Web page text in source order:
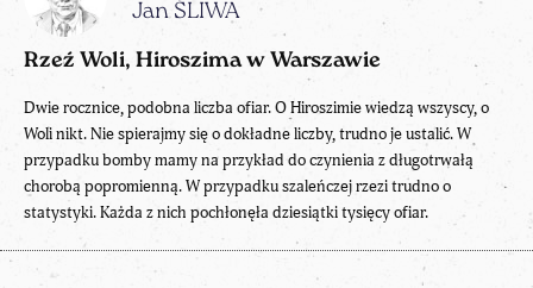
Jan ŚLIWA
Rzeź Woli, Hiroszima w Warszawie
Dwie rocznice, podobna liczba ofiar. O Hiroszimie wiedzą wszyscy, o
Woli nikt. Nie spierajmy się o dokładne liczby, trudno je ustalić. W
przypadku bomby mamy na przykład do czynienia z długotrwałą
chorobą popromienną. W przypadku szaleńczej rzezi trudno o
statystyki. Każda z nich pochłonęła dziesiątki tysięcy ofiar.